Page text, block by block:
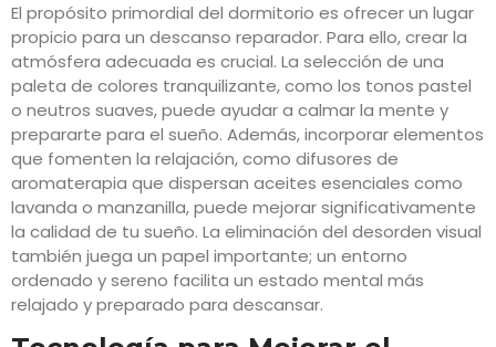
El propósito primordial del dormitorio es ofrecer un lugar
propicio para un descanso reparador. Para ello, crear la
atmósfera adecuada es crucial. La selección de una
paleta de colores tranquilizante, como los tonos pastel
o neutros suaves, puede ayudar a calmar la mente y
prepararte para el sueño. Además, incorporar elementos
que fomenten la relajación, como difusores de
aromaterapia que dispersan aceites esenciales como
lavanda o manzanilla, puede mejorar significativamente
la calidad de tu sueño. La eliminación del desorden visual
también juega un papel importante; un entorno
ordenado y sereno facilita un estado mental más
relajado y preparado para descansar.